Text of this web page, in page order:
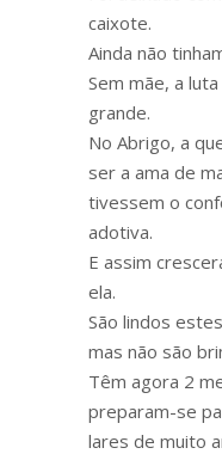
caixote.
Ainda não
Sem mãe, a
grande.
No Abrigo, a
ser a ama de
tivessem o
adotiva.
E assim
ela.
São lindos
mas não são
Têm agora 2
preparam-se
lares de muito